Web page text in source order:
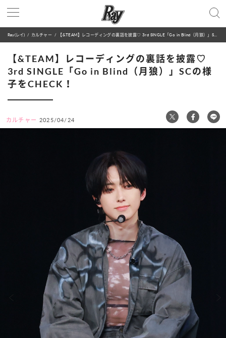
Ray(レイ) カルチャー 【&TEAM】レコーディングの裏話を披露♡ 3rd SINGLE「Go in Blind（月狼）」SCの様子をCHECK！
【&TEAM】レコーディングの裏話を披露♡
3rd SINGLE「Go in Blind（月狼）」SCの様
子をCHECK！
カルチャー 2025/04/24